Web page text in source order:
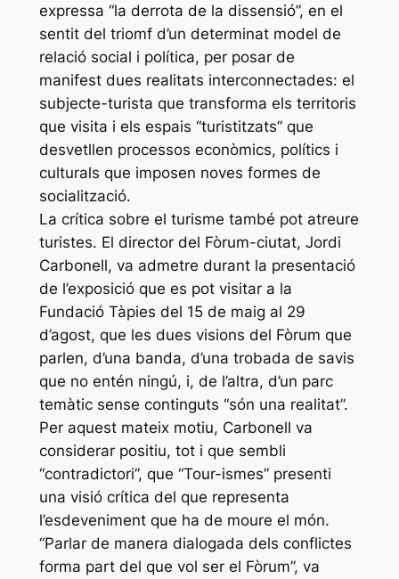
expressa “la derrota de la dissensió”, en el
sentit del triomf d’un determinat model de
relació social i política, per posar de
manifest dues realitats interconnectades: el
subjecte-turista que transforma els territoris
que visita i els espais “turistitzats” que
desvetllen processos econòmics, polítics i
culturals que imposen noves formes de
socialització.
La crítica sobre el turisme també pot atreure
turistes. El director del Fòrum-ciutat, Jordi
Carbonell, va admetre durant la presentació
de l’exposició que es pot visitar a la
Fundació Tàpies del 15 de maig al 29
d’agost, que les dues visions del Fòrum que
parlen, d’una banda, d’una trobada de savis
que no entén ningú, i, de l’altra, d’un parc
temàtic sense continguts “són una realitat”.
Per aquest mateix motiu, Carbonell va
considerar positiu, tot i que sembli
“contradictori”, que “Tour-ismes” presenti
una visió crítica del que representa
l’esdeveniment que ha de moure el món.
“Parlar de manera dialogada dels conflictes
forma part del que vol ser el Fòrum”, va